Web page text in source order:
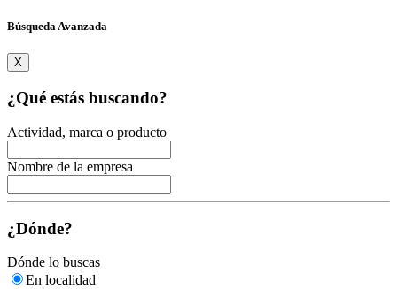
Búsqueda Avanzada
X
¿Qué estás buscando?
Actividad, marca o producto
Nombre de la empresa
¿Dónde?
Dónde lo buscas
En localidad